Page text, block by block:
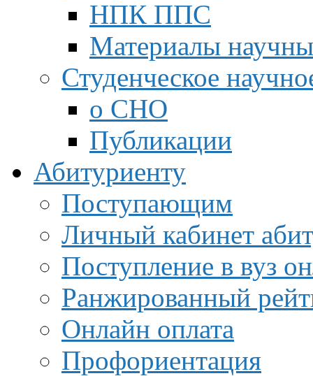
НПК ППС
Материалы
Студенческое
о СНО
Публикации
Абитуриенту
Поступающим
Личный кабинет
Поступление в вуз
Ранжированный
Онлайн оплата
Профориентация